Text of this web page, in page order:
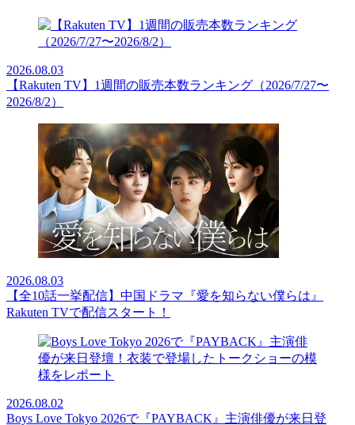
2026.08.03
【Rakuten TV】1週間の販売本数ランキング（2026/7/27〜
2026/8/2）
2026.08.03
【全10話一挙配信】中国ドラマ『愛を知らない僕らは』
Rakuten TVで配信スタート！
2026.08.02
Boys Love Tokyo 2026で『PAYBACK』主演俳優が来日登